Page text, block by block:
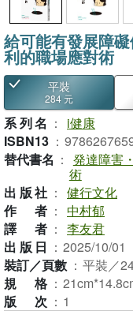
給可能有發展障
利的職場應對術
平裝
284 元
系列名 ：
i健康
ISBN13 ：
替代書名 ： 発達障害
術
出版社 ： 健行文化
作者 ： 中村郁
譯者 ： 李友君
出版日 ： 2025/10/01
裝訂／頁數 ： 平裝／
規格 ：
版次 ： 1